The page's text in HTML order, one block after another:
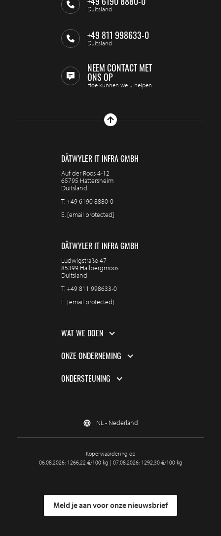
Duitsland
+49 811 998633-0
Duitsland
NEEM CONTACT MET
ONS OP
Hoe kunnen we u helpen
DÄTWYLER IT INFRA GMBH
Auf der Roos 4-12
65795 Hattersheim
Duitsland
T.+49 6190 8880-0
E. [email protected]
DÄTWYLER IT INFRA GMBH
Ludwigstraße 47
85399 Hallbergmoos
Duitsland
T.+49 811 998633-0
E. [email protected]
WAT WE DOEN
ONZE ONDERNEMING
ONDERSTEUNING
NL - Nederland
Koperwaardering op
06.08.2026: 1266,22 €/100 kg | 07.08.2026: 1292,30 €/100 kg
Meld je aan voor onze nieuwsbrief